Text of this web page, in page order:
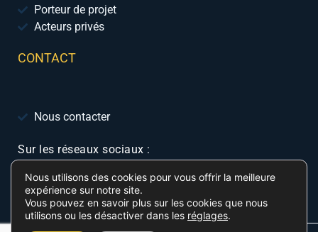
Porteur de projet
Acteurs privés
CONTACT
Nous contacter
Sur les réseaux sociaux :
Nous utilisons des cookies pour vous offrir la meilleure
expérience sur notre site.
Vous pouvez en savoir plus sur les cookies que nous
utilisons ou les désactiver dans les réglages.